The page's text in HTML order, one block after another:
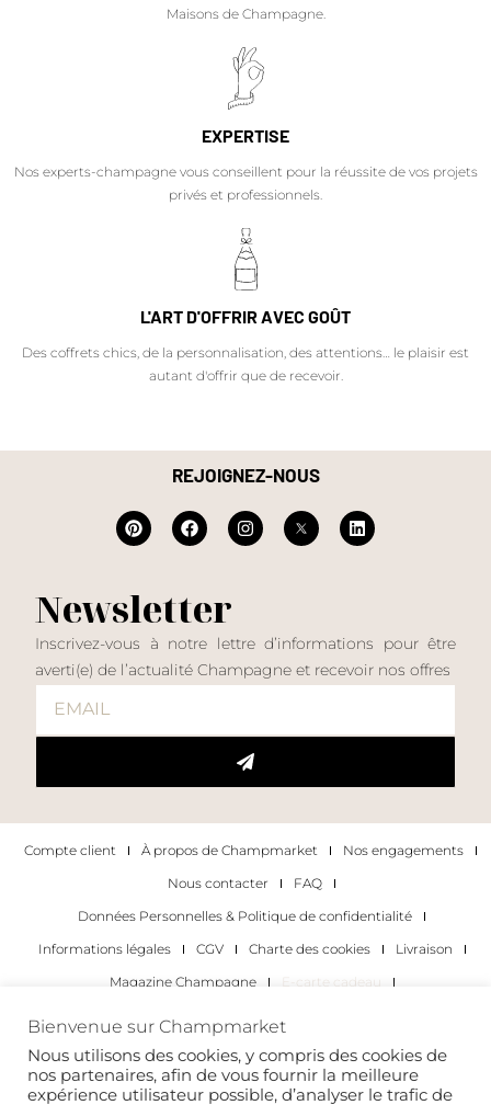
Maisons de Champagne.
EXPERTISE
Nos experts-champagne vous conseillent pour la réussite de vos projets
privés et professionnels.
L'ART D'OFFRIR AVEC GOÛT
Des coffrets chics, de la personnalisation, des attentions… le plaisir est
autant d'offrir que de recevoir.
REJOIGNEZ-NOUS
Newsletter
Inscrivez-vous à notre lettre d’informations pour être
averti(e) de l’actualité Champagne et recevoir nos offres
Compte client À propos de Champmarket
Nos engagements
Nous contacter
FAQ
Données Personnelles & Politique de confidentialité
Informations légales
CGV Charte des cookies
Livraison
Magazine Champagne
E-carte cadeau
Les occasions pour déguster du champagne
Pour les particuliers
Pour les entreprises
Bienvenue sur Champmarket
Nous utilisons des cookies, y compris des cookies de
nos partenaires, afin de vous fournir la meilleure
expérience utilisateur possible, d’analyser le trafic de